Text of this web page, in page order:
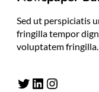
Sed ut perspiciatis
fringilla tempor
voluptatem fringilla.
Twitter LinkedIn Instagram